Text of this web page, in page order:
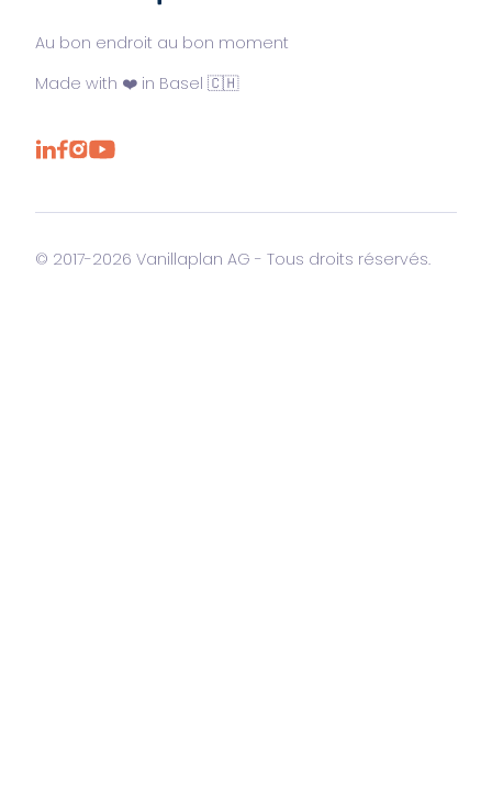
Au bon endroit au bon moment
Made with ❤️ in Basel 🇨🇭
© 2017-2026 Vanillaplan AG - Tous droits réservés.